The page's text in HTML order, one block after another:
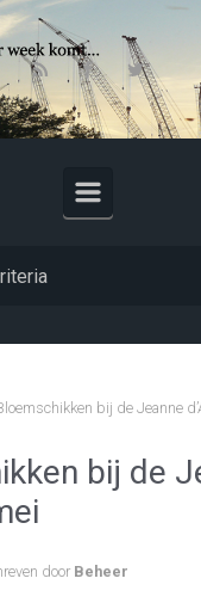
bij de Jeanne
bij de
door Beheer